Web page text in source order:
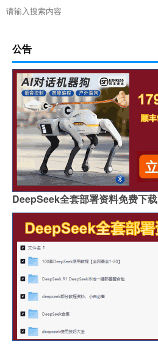
公告
DeepSeek全套部署资料免费下载